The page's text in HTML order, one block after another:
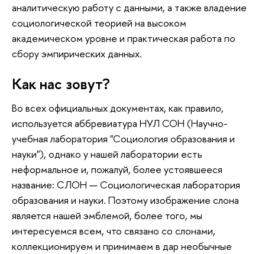
аналитическую работу с данными, а также владение
социологической теорией на высоком
академическом уровне и практическая работа по
сбору эмпирических данных.
Как нас зовут?
Во всех официальных документах, как правило,
используется аббревиатура НУЛ СОН (Научно-
учебная лаборатория "Социология образования и
науки"), однако у нашей лаборатории есть
неформальное и, пожалуй, более устоявшееся
название: СЛОН — Социологическая лаборатория
образования и науки. Поэтому изображение слона
является нашей эмблемой, более того, мы
интересуемся всем, что связано со слонами,
коллекционируем и принимаем в дар необычные